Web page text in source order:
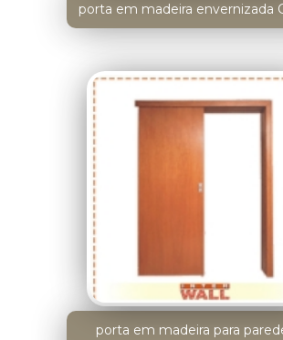
porta em madeira envernizada
porta em madeira para